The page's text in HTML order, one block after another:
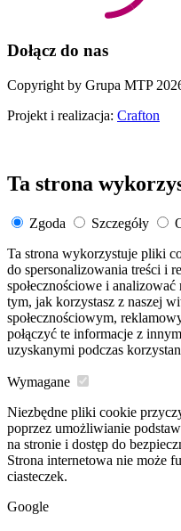
Dołącz do nas
Copyright by Grupa MTP
Projekt i realizacja: Crafton
Ta strona
Zgoda Szczegóły
Ta strona wykorzystuje pliki
do spersonalizowania treści i
społecznościowe i
tym, jak korzystasz z naszej
społecznościowym,
połączyć te informacje z
uzyskanymi podczas
Wymagane
Niezbędne pliki cookie
poprzez umożliwianie
na stronie i dostęp do
Strona internetowa nie może
ciasteczek.
Google